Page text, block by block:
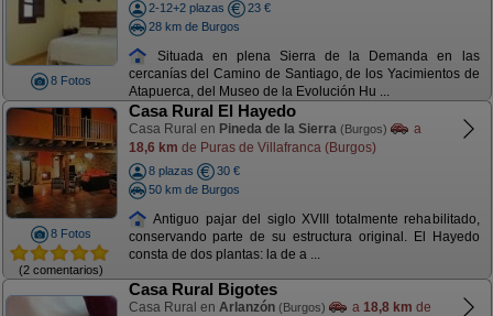
8 Fotos
2-12+2 plazas
23 €
28 km de Burgos
Situada en plena Sierra de la Demanda en las
cercanías del Camino de Santiago, de los Yacimientos de
Atapuerca, del Museo de la Evolución Hu ...
8 Fotos
(2 comentarios)
Casa Rural El Hayedo
Casa Rural en Pineda de la Sierra (Burgos)
a
18,6 km de Puras de Villafranca (Burgos)
8 plazas
30 €
50 km de Burgos
Antiguo pajar del siglo XVIII totalmente rehabilitado,
conservando parte de su estructura original. El Hayedo
consta de dos plantas: la de a ...
Casa Rural Bigotes
Casa Rural en Arlanzón (Burgos) a 18,8 km de